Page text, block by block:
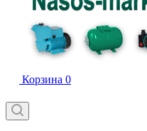
Корзина 0